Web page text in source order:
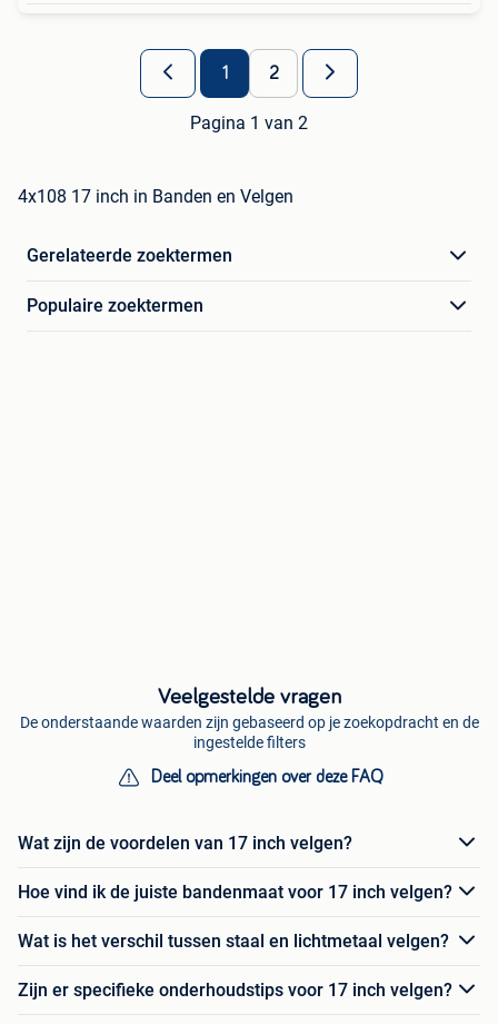
1 2
Pagina 1 van 2
4x108 17 inch in Banden en Velgen
Gerelateerde zoektermen
Populaire zoektermen
Veelgestelde vragen
De onderstaande waarden zijn gebaseerd op je zoekopdracht en de
ingestelde filters
Deel opmerkingen over deze FAQ
Wat zijn de voordelen van 17 inch velgen?
Hoe vind ik de juiste bandenmaat voor 17 inch velgen?
Wat is het verschil tussen staal en lichtmetaal velgen?
Zijn er specifieke onderhoudstips voor 17 inch velgen?